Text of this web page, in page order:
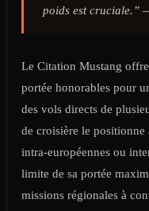
poids est cruciale.”
Le Citation Mustang
portée honorables pour
des vols directs de
de croisière le positionne
intra-européennes ou
limite de sa portée
missions régionales à